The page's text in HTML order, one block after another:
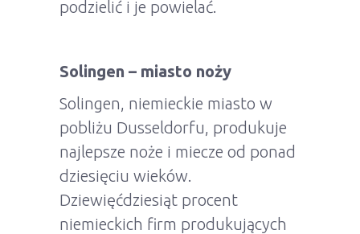
podzielić i je powielać.
Solingen – miasto noży
Solingen, niemieckie miasto w
pobliżu Dusseldorfu, produkuje
najlepsze noże i miecze od ponad
dziesięciu wieków.
Dziewięćdziesiąt procent
niemieckich firm produkujących